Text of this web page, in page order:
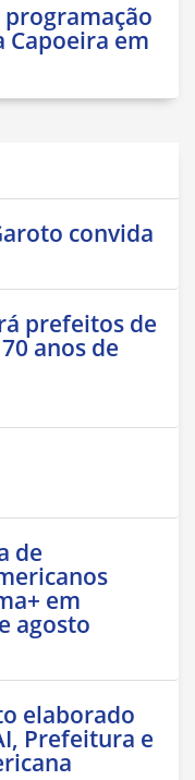
Capoeira em
convida
prefeitos de
anos de
de
em
agosto
elaborado
Prefeitura e